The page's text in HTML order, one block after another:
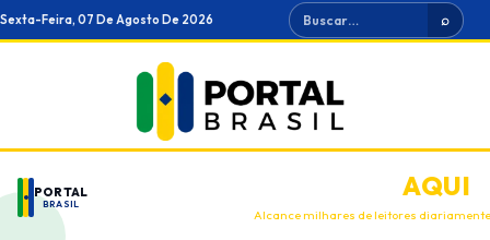
Ir
para
Sexta-Feira, 07 De Agosto De 2026 Buscar ⌕
PORTAL
BRASIL
ANUNCIEAQUI
Alcance milhares de leitores diariamente